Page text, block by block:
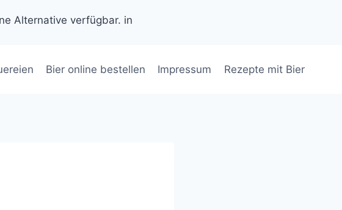
Alternative verfügbar. in
Bier online bestellen Impressum Rezepte mit Bier